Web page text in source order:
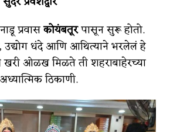
प्रवासकोयंबतूरपासून सुरू होतो.
उद्योग धंदे आणि आथित्याने भरलेलं हे
ओळख मिळते ती शहराबाहेरच्या
ठिकाणी.